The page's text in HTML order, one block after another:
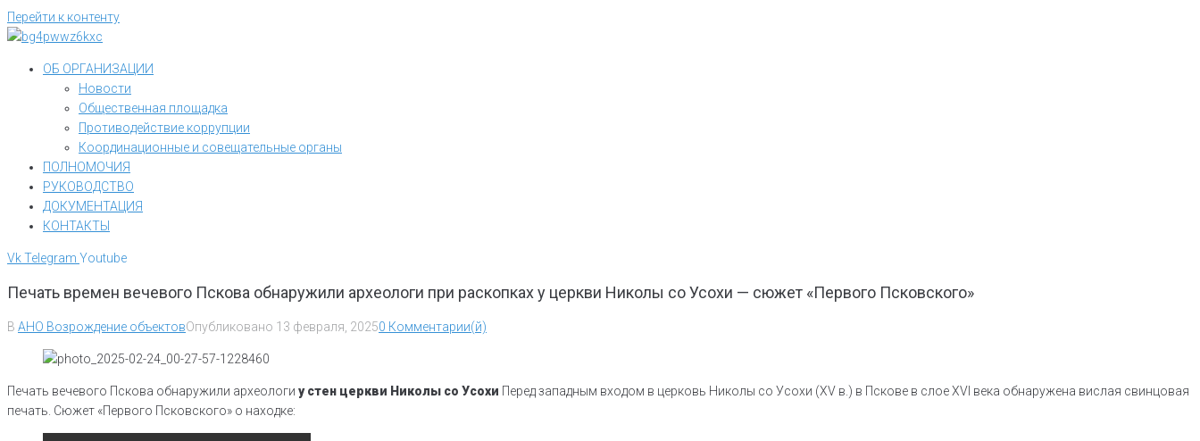
Перейти к контенту
ОБ ОРГАНИЗАЦИИ
Новости
Общественная площадка
Противодействие коррупции
Координационные и совещательные органы
ПОЛНОМОЧИЯ
РУКОВОДСТВО
ДОКУМЕНТАЦИЯ
КОНТАКТЫ
VkTelegram Youtube
Печать времен вечевого Пскова обнаружили археологи при раскопках у церкви Николы со Усохи — сюжет «Первого Псковского»
В АНО Возрождение объектовОпубликовано 13 февраля, 20250 Комментарии(й)
Печать вечевого Пскова обнаружили археологи у стен церкви Николы со Усохи Перед западным входом в церковь Николы со Усохи (XV в.) в Пскове в слое XVI века обнаружена вислая свинцовая
печать. Сюжет «Первого Псковского» о находке: